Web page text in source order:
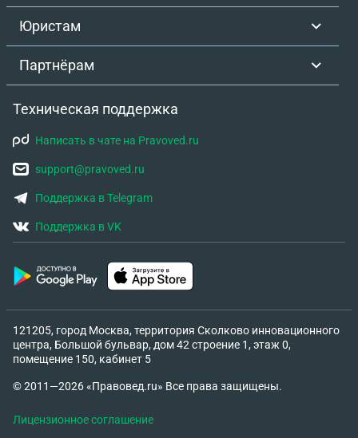
Юристам
Партнёрам
Техническая поддержка
Написать в чате на Pravoved.ru
support@pravoved.ru
Поддержка в Telegram
Поддержка в VK
121205, город Москва, территория Сколково инновационного
центра, Большой бульвар, дом 42 строение 1, этаж 0,
помещение 150, кабинет 5
© 2011—2026 «Правовед.ru» Все права защищены.
Лицензионное соглашение